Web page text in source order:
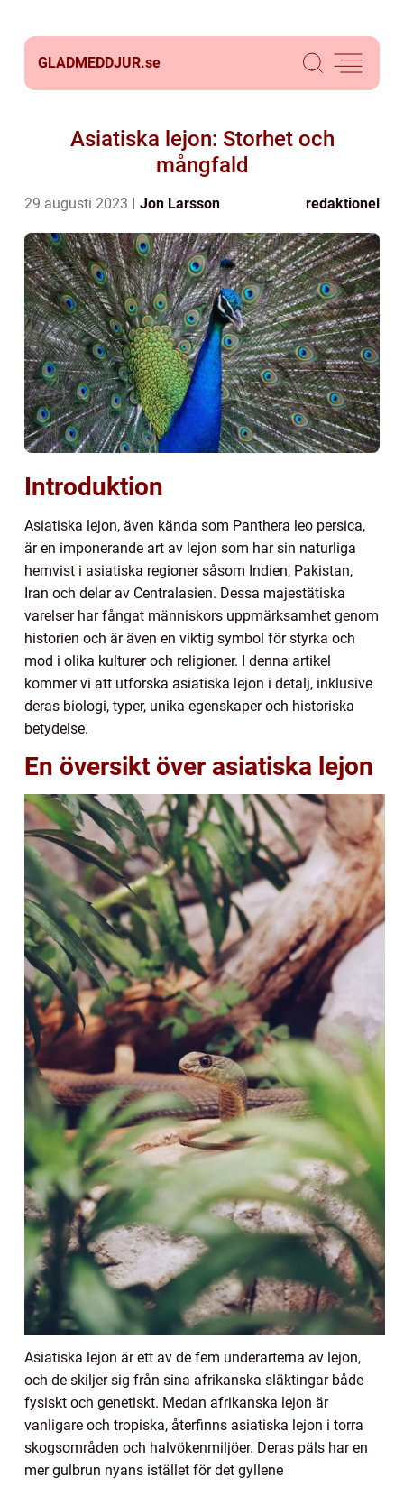
GLADMEDDJUR.se
Asiatiska lejon: Storhet och
mångfald
29 augusti 2023 Jon Larsson redaktionel
Introduktion
Asiatiska lejon, även kända som Panthera leo persica,
är en imponerande art av lejon som har sin naturliga
hemvist i asiatiska regioner såsom Indien, Pakistan,
Iran och delar av Centralasien. Dessa majestätiska
varelser har fångat människors uppmärksamhet genom
historien och är även en viktig symbol för styrka och
mod i olika kulturer och religioner. I denna artikel
kommer vi att utforska asiatiska lejon i detalj, inklusive
deras biologi, typer, unika egenskaper och historiska
betydelse.
En översikt över asiatiska lejon
Asiatiska lejon är ett av de fem underarterna av lejon,
och de skiljer sig från sina afrikanska släktingar både
fysiskt och genetiskt. Medan afrikanska lejon är
vanligare och tropiska, återfinns asiatiska lejon i torra
skogsområden och halvökenmiljöer. Deras päls har en
mer gulbrun nyans istället för det gyllene